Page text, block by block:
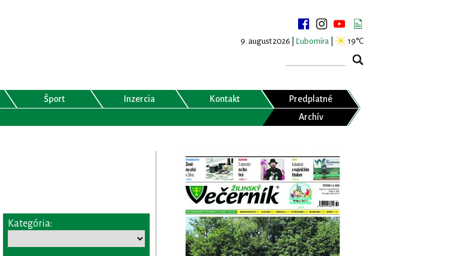
9. august 2026 | Ľubomíra 19°C
Šport Inzercia Kontakt
Predplatné
Archív
Kategória: